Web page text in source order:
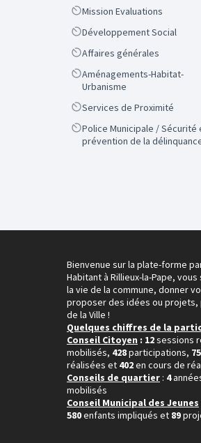
ScopeMission Evaluations
ScopeDéveloppement Social
ScopeAffaires générales
Scope
Aménagements-Habitat-
Urbanisme
ScopeServices de Proximité
Scope
Police Municipale / Sécurité et
prévention de la
Bienvenue sur la plate-forme
Habitant à Rillieux-la-Pape,
la vie de la commune, donner
proposer des idées ou projets,
de la Ville !
Quelques chiffres de la
Conseil Citoyen : 12sessions
mobilisés, 428participations,
réalisées et 402en cours de
Conseils de quartier : 4
mobilisés
Conseil Municipal des Jeunes
580enfants impliqués et 89